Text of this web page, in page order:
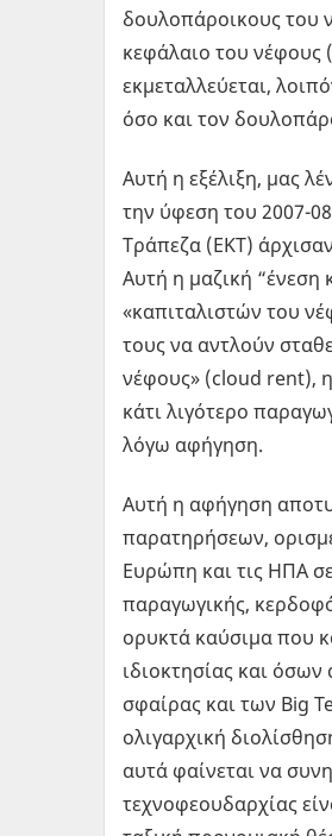
δουλοπάροικους του
κεφάλαιο του νέφους
εκμεταλλεύεται,
όσο και τον
Αυτή η εξέλιξη, μας
την ύφεση του 2007-
Τράπεζα (ΕΚΤ)
Αυτή η μαζική “ένεση
«καπιταλιστών του
τους να αντλούν
νέφους» (cloud rent),
κάτι λιγότερο
λόγω αφήγηση.
Αυτή η αφήγηση
παρατηρήσεων,
Ευρώπη και τις ΗΠΑ
παραγωγικής,
ορυκτά καύσιμα που
ιδιοκτησίας και
σφαίρας και των Big
ολιγαρχική
αυτά φαίνεται να
τεχνοφεουδαρχίας